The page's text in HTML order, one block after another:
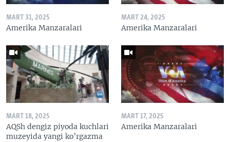
MART 31, 2025
Amerika Manzaralari
MART 24, 2025
Amerika Manzaralari
MART 18, 2025
AQSh dengiz piyoda kuchlari
muzeyida yangi ko’rgazma
MART 17, 2025
Amerika Manzaralari